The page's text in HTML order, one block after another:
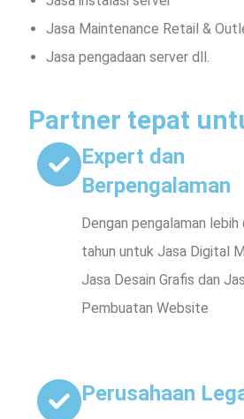
Jasa Maintenance Retail &
Jasa pengadaan server dll.
Partner tepat
Expert dan
Berpengalaman
Dengan pengalaman lebih
tahun untuk Jasa Digital
Jasa Desain Grafis dan
Pembuatan Website
Perusahaan